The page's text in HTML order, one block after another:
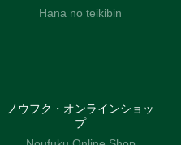
Hana no teikibin
ノウフク・オンラインショッ
プ